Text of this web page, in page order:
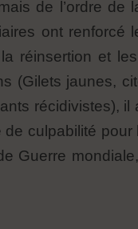
de l’ordre de
ont renforcé
réinsertion et
(Gilets jaunes,
récidivistes),
de culpabilité
Guerre